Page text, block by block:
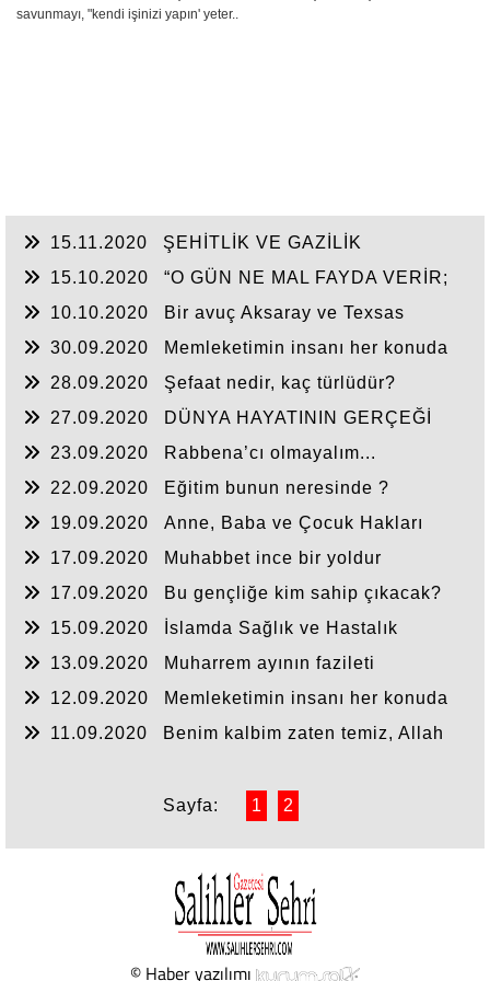
savunmayı, "kendi işinizi yapın' yeter..
15.11.2020
ŞEHİTLİK VE GAZİLİK
15.10.2020
“O GÜN NE MAL FAYDA VERİR;
10.10.2020
Bir avuç Aksaray ve Texsas
30.09.2020
Memleketimin insanı her konuda
28.09.2020
Şefaat nedir, kaç türlüdür?
27.09.2020
DÜNYA HAYATININ GERÇEĞİ
23.09.2020
Rabbena’cı olmayalım...
22.09.2020
Eğitim bunun neresinde ?
19.09.2020
Anne, Baba ve Çocuk Hakları
17.09.2020
Muhabbet ince bir yoldur
17.09.2020
Bu gençliğe kim sahip çıkacak?
15.09.2020
İslamda Sağlık ve Hastalık
13.09.2020
Muharrem ayının fazileti
12.09.2020
Memleketimin insanı her konuda
11.09.2020
Benim kalbim zaten temiz, Allah
Sayfa: 1 2
© Haber yazılımı